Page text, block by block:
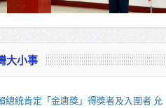
大小事
總統肯定「金唐獎」得獎者及入圍者 允